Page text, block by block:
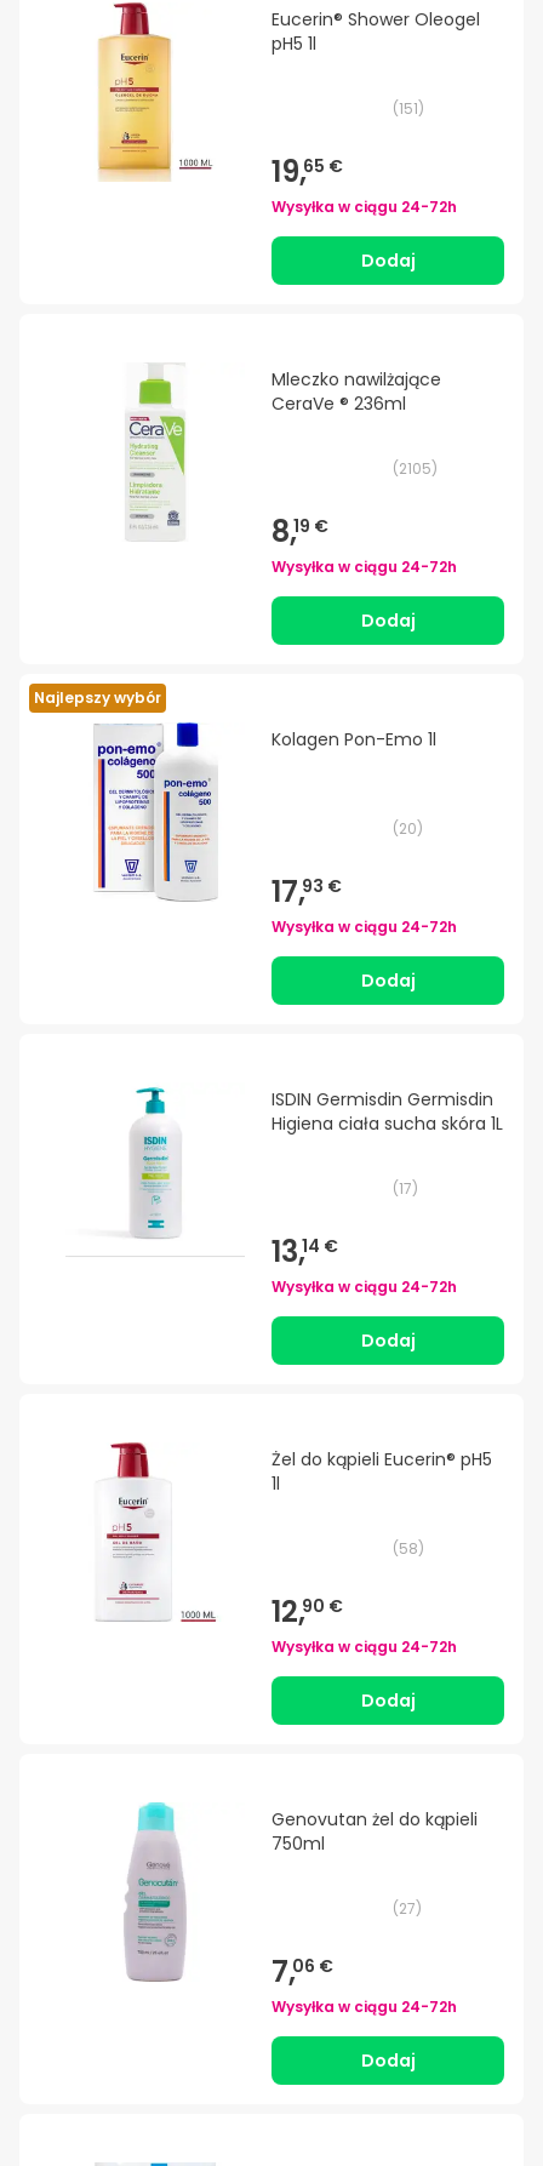
Eucerin® Shower Oleogel
pH5 1l
(151)
19,65 €
Wysyłka w ciągu 24-72h
Dodaj
Mleczko nawilżające
CeraVe ® 236ml
(2105)
8,19 €
Wysyłka w ciągu 24-72h
Dodaj
Najlepszy wybór
Kolagen Pon-Emo 1l
(20)
17,93 €
Wysyłka w ciągu 24-72h
Dodaj
ISDIN Germisdin Germisdin
Higiena ciała sucha skóra 1L
(17)
13,14 €
Wysyłka w ciągu 24-72h
Dodaj
Żel do kąpieli Eucerin® pH5
1l
(58)
12,90 €
Wysyłka w ciągu 24-72h
Dodaj
Genovutan żel do kąpieli
750ml
(27)
7,06 €
Wysyłka w ciągu 24-72h
Dodaj